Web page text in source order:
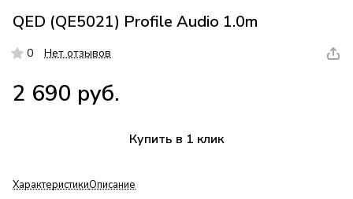
QED (QE5021) Profile Audio 1.0m
0 Нет отзывов
2 690 руб.
Купить в 1 клик
ХарактеристикиОписание